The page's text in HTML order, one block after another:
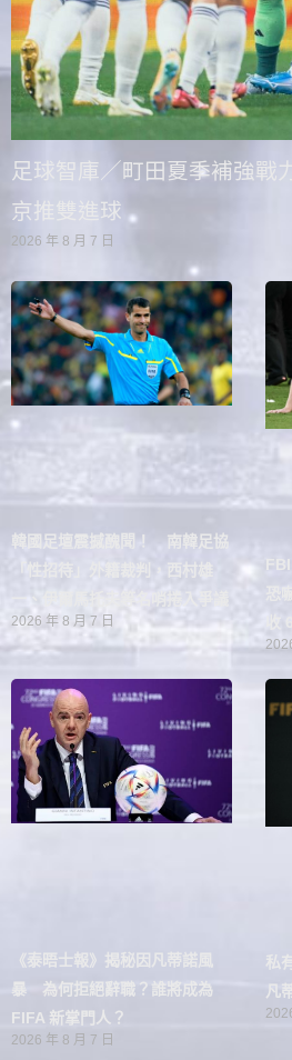
足球智庫／町田夏季補強
京推雙進球
2026 年 8 月 7 日
韓國足壇震撼醜聞！ 南韓足協
「性招待」外籍裁判，西村雄
一、伊爾馬托夫等名哨捲入爭議
2026 年 8 月 7 日
恐
收
《泰晤士報》揭秘因凡蒂諾風
暴 為何拒絕辭職？誰將成為
FIFA 新掌門人？
2026 年 8 月 7 日
私
凡